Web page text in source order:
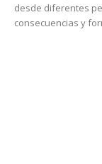
desde diferentes
consecuencias y